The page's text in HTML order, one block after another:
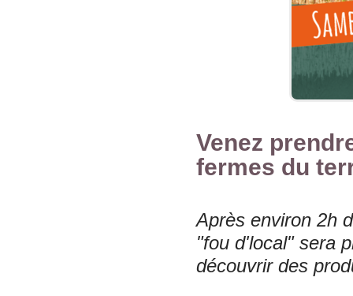
Venez
fermes du
Après environ 2h
"fou d'local" sera
découvrir des